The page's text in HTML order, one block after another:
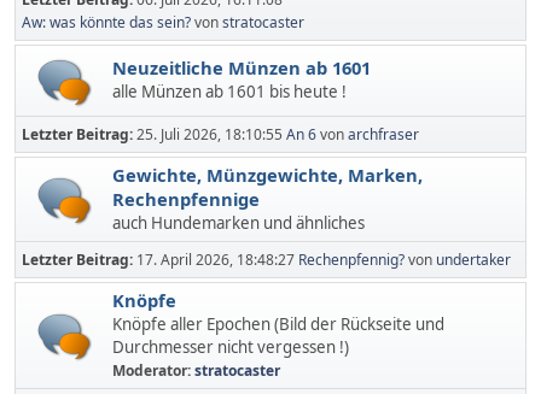
Aw: was könnte das sein?vonstratocaster
Neuzeitliche Münzen ab 1601
alle Münzen ab 1601 bis heute !
Letzter Beitrag:25. Juli 2026, 18:10:55 An 6vonarchfraser
Gewichte, Münzgewichte, Marken,
Rechenpfennige
auch Hundemarken und ähnliches
Letzter Beitrag: 17. April 2026, 18:48:27 Rechenpfennig?von undertaker
Knöpfe
Knöpfe aller Epochen (Bild der Rückseite und
Durchmesser nicht vergessen !)
Moderator:stratocaster